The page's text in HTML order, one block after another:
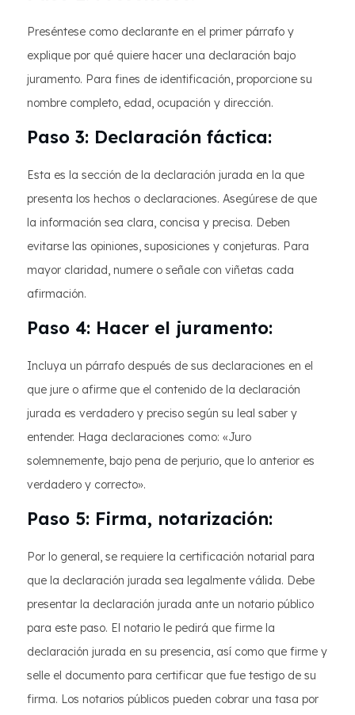
Preséntese como declarante en el primer párrafo y
explique por qué quiere hacer una declaración bajo
juramento. Para fines de identificación, proporcione su
nombre completo, edad, ocupación y dirección.
Paso 3: Declaración fáctica:
Esta es la sección de la declaración jurada en la que
presenta los hechos o declaraciones. Asegúrese de que
la información sea clara, concisa y precisa. Deben
evitarse las opiniones, suposiciones y conjeturas. Para
mayor claridad, numere o señale con viñetas cada
afirmación.
Paso 4: Hacer el juramento:
Incluya un párrafo después de sus declaraciones en el
que jure o afirme que el contenido de la declaración
jurada es verdadero y preciso según su leal saber y
entender. Haga declaraciones como: «Juro
solemnemente, bajo pena de perjurio, que lo anterior es
verdadero y correcto».
Paso 5: Firma, notarización:
Por lo general, se requiere la certificación notarial para
que la declaración jurada sea legalmente válida. Debe
presentar la declaración jurada ante un notario público
para este paso. El notario le pedirá que firme la
declaración jurada en su presencia, así como que firme y
selle el documento para certificar que fue testigo de su
firma. Los notarios públicos pueden cobrar una tasa por